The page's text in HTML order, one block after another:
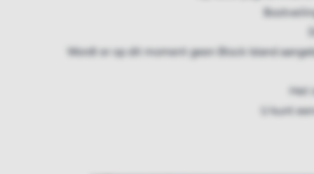
Wordt er op dit moment geen Block Island
Het
U kunt